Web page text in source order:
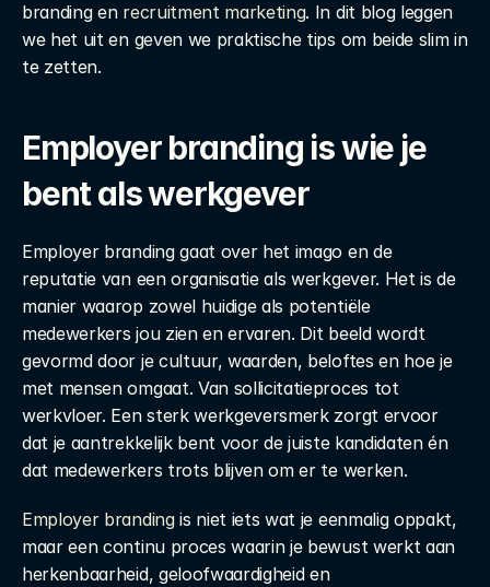
branding en recruitment marketing. In dit blog leggen
we het uit en geven we praktische tips om beide slim in
te zetten.
Employer branding is wie je
bent als werkgever
Employer branding gaat over het imago en de
reputatie van een organisatie als werkgever. Het is de
manier waarop zowel huidige als potentiële
medewerkers jou zien en ervaren. Dit beeld wordt
gevormd door je cultuur, waarden, beloftes en hoe je
met mensen omgaat. Van sollicitatieproces tot
werkvloer. Een sterk werkgeversmerk zorgt ervoor
dat je aantrekkelijk bent voor de juiste kandidaten én
dat medewerkers trots blijven om er te werken.
Employer branding is niet iets wat je eenmalig oppakt,
maar een continu proces waarin je bewust werkt aan
herkenbaarheid, geloofwaardigheid en